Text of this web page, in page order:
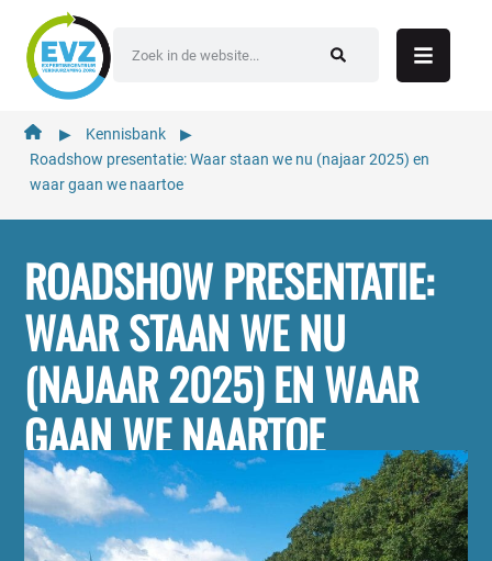
inhoud
▶︎ Kennisbank
▶︎
Roadshow presentatie: Waar staan we nu (najaar 2025) en
waar gaan we naartoe
ROADSHOW PRESENTATIE:
WAAR STAAN WE NU
(NAJAAR 2025) EN WAAR
GAAN WE NAARTOE
Verslag, presentatie